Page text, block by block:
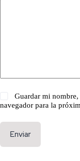
Guardar mi
navegador para la
Enviar